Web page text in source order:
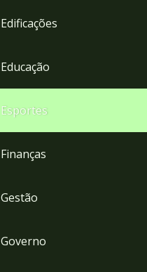
Edificações
Educação
Esportes
Finanças
Gestão
Governo